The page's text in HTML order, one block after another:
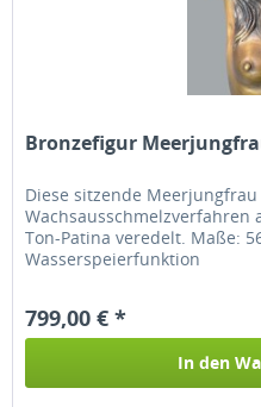
Bronzefigur
Diese sitzende
Wachsausschmelzverfahren
Ton-Patina veredelt. Maße:
Wasserspeierfunktion
799,00 € *
In den